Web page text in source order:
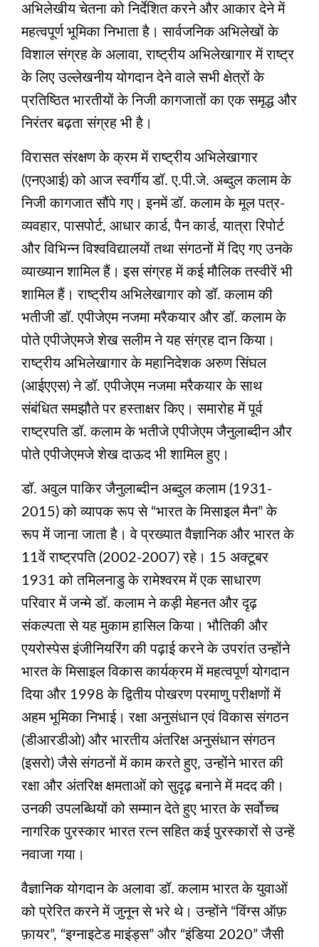
अभिलेखीय चेतना को निर्देशित करने और आकार देने में
महत्वपूर्ण भूमिका निभाता है। सार्वजनिक अभिलेखों के
विशाल संग्रह के अलावा, राष्ट्रीय अभिलेखागार में राष्ट्र
के लिए उल्लेखनीय योगदान देने वाले सभी क्षेत्रों के
प्रतिष्ठित भारतीयों के निजी कागजातों का एक समृद्ध और
निरंतर बढ़ता संग्रह भी है।
विरासत संरक्षण के क्रम में राष्ट्रीय अभिलेखागार
(एनएआई) को आज स्वर्गीय डॉ. ए.पी.जे. अब्दुल कलाम के
निजी कागजात सौंपे गए। इनमें डॉ. कलाम के मूल पत्र-
व्यवहार, पासपोर्ट, आधार कार्ड, पैन कार्ड, यात्रा रिपोर्ट
और विभिन्न विश्वविद्यालयों तथा संगठनों में दिए गए उनके
व्याख्यान शामिल हैं। इस संग्रह में कई मौलिक तस्वीरें भी
शामिल हैं। राष्ट्रीय अभिलेखागार को डॉ. कलाम की
भतीजी डॉ. एपीजेएम नजमा मरैकयार और डॉ. कलाम के
पोते एपीजेएमजे शेख सलीम ने यह संग्रह दान किया।
राष्ट्रीय अभिलेखागार के महानिदेशक अरुण सिंघल
(आईएएस) ने डॉ. एपीजेएम नजमा मरैकयार के साथ
संबंधित समझौते पर हस्ताक्षर किए। समारोह में पूर्व
राष्ट्रपति डॉ. कलाम के भतीजे एपीजेएम जैनुलाब्दीन और
पोते एपीजेएमजे शेख दाऊद भी शामिल हुए।
डॉ. अवुल पाकिर जैनुलाब्दीन अब्दुल कलाम (1931-
2015) को व्यापक रूप से “भारत के मिसाइल मैन” के
रूप में जाना जाता है। वे प्रख्यात वैज्ञानिक और भारत के
11वें राष्ट्रपति (2002-2007) रहे। 15 अक्टूबर
1931 को तमिलनाडु के रामेश्वरम में एक साधारण
परिवार में जन्मे डॉ. कलाम ने कड़ी मेहनत और दृढ़
संकल्पता से यह मुकाम हासिल किया। भौतिकी और
एयरोस्पेस इंजीनियरिंग की पढ़ाई करने के उपरांत उन्होंने
भारत के मिसाइल विकास कार्यक्रम में महत्वपूर्ण योगदान
दिया और 1998 के द्वितीय पोखरण परमाणु परीक्षणों में
अहम भूमिका निभाई। रक्षा अनुसंधान एवं विकास संगठन
(डीआरडीओ) और भारतीय अंतरिक्ष अनुसंधान संगठन
(इसरो) जैसे संगठनों में काम करते हुए, उन्होंने भारत की
रक्षा और अंतरिक्ष क्षमताओं को सुदृढ़ बनाने में मदद की।
उनकी उपलब्धियों को सम्मान देते हुए भारत के सर्वोच्च
नागरिक पुरस्कार भारत रत्न सहित कई पुरस्कारों से उन्हें
नवाजा गया।
वैज्ञानिक योगदान के अलावा डॉ. कलाम भारत के युवाओं
को प्रेरित करने में जुनून से भरे थे। उन्होंने “विंग्स ऑफ़
फ़ायर”, “इग्नाइटेड माइंड्स” और “इंडिया 2020” जैसी